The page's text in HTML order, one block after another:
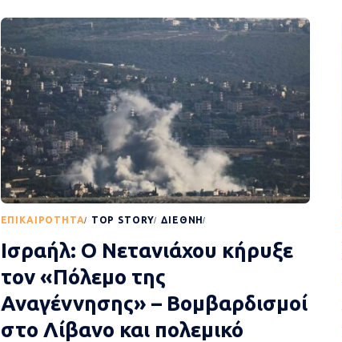
EΠΙΚΑΙΡΌΤΗΤΑ TOP STORY ΔΙΕΘΝΉ
Ισραήλ: Ο Νετανιάχου κήρυξε
τον «Πόλεμο της
Αναγέννησης» – Βομβαρδισμοί
στο Λίβανο και πολεμικό